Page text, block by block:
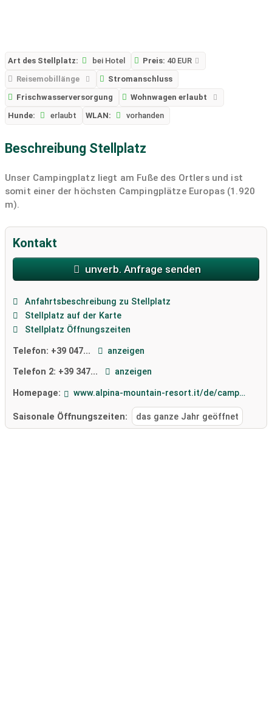
Art des Stellplatz: bei Hotel Preis: 40 EUR
Reisemobillänge
Stromanschluss
Frischwasserversorgung
Wohnwagen erlaubt
Hunde:
erlaubt WLAN: vorhanden
Beschreibung Stellplatz
Unser Campingplatz liegt am Fuße des Ortlers und ist
somit einer der höchsten Campingplätze Europas (1.920
m).
Kontakt
unverb. Anfrage senden
Anfahrtsbeschreibung zu Stellplatz
Stellplatz auf der Karte
Stellplatz Öffnungszeiten
Telefon: +39 047... anzeigen
Telefon 2: +39 347... anzeigen
Homepage: www.alpina-mountain-resort.it/de/camping-sulden/32-0.html
Saisonale Öffnungszeiten: das ganze Jahr geöffnet